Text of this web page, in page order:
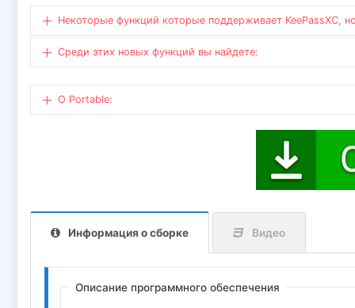
Некоторые функций которые поддерживает KeePassXC,
Среди этих новых функций вы найдете:
О Portable:
Информация о сборке Видео
Описание программного обеспечения